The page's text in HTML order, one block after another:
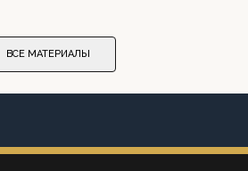
ВСЕ МАТЕРИАЛЫ